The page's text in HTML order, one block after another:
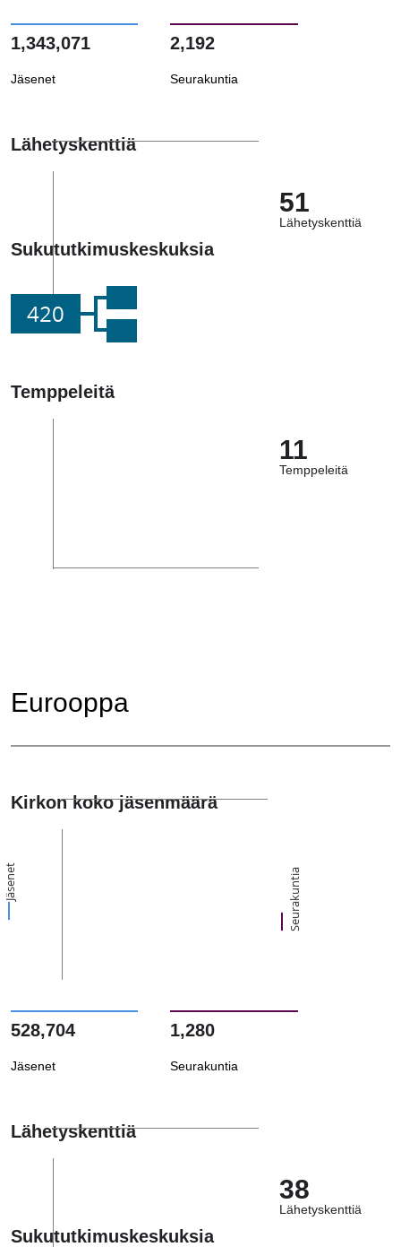
1,343,071
Jäsenet
2,192
Seurakuntia
Lähetyskenttiä
51
Lähetyskenttiä
Sukututkimuskeskuksia
420
Temppeleitä
11
Temppeleitä
Eurooppa
Kirkon koko jäsenmäärä
Jäsenet Seurakuntia
528,704
Jäsenet
1,280
Seurakuntia
Lähetyskenttiä
38
Lähetyskenttiä
Sukututkimuskeskuksia